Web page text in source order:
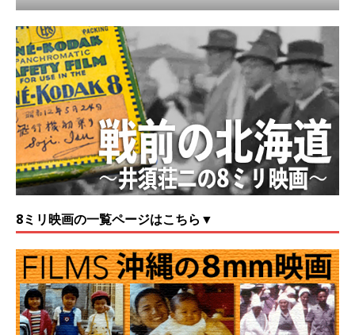
8ミリ映画の一覧ページはこちら▼